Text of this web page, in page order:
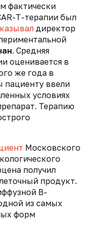
фактически
T-терапии был
директор
. Средняя
оценивается в
же года в
ввели
условиях
Терапию
Московского
получил
продукт.
B-
из самых
форм